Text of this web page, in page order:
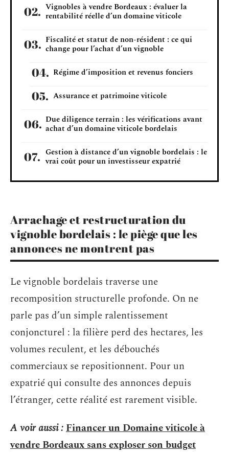
Vignobles à vendre Bordeaux : évaluer la
rentabilité réelle d’un domaine viticole
Fiscalité et statut de non-résident : ce qui
change pour l’achat d’un vignoble
Régime d’imposition et revenus fonciers
Assurance et patrimoine viticole
Due diligence terrain : les vérifications avant
achat d’un domaine viticole bordelais
Gestion à distance d’un vignoble bordelais : le
vrai coût pour un investisseur expatrié
Arrachage et restructuration du
vignoble bordelais : le piège que les
annonces ne montrent pas
Le vignoble bordelais traverse une
recomposition structurelle profonde. On ne
parle pas d’un simple ralentissement
conjoncturel : la filière perd des hectares, les
volumes reculent, et les débouchés
commerciaux se repositionnent. Pour un
expatrié qui consulte des annonces depuis
l’étranger, cette réalité est rarement visible.
A voir aussi :Financer un Domaine viticole à
vendre Bordeaux sans exploser son budget